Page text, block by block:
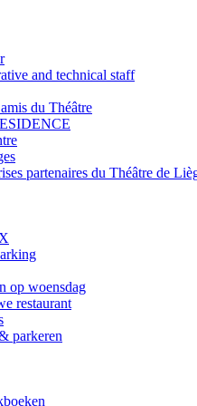
and technical staff
du Théâtre
partenaires du Théâtre de
op woensdag
restaurant
parkeren